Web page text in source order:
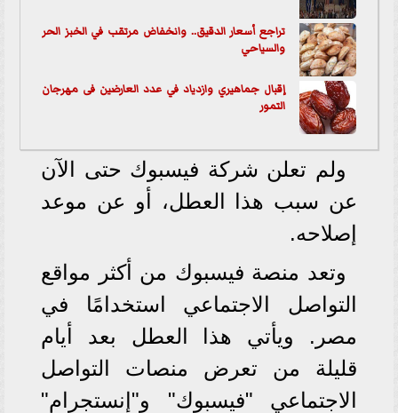
تراجع أسعار الدقيق.. وانخفاض مرتقب في الخبز الحر
والسياحي
إقبال جماهيري وازدياد في عدد العارضين فى مهرجان
التمور
ولم تعلن شركة فيسبوك حتى الآن
عن سبب هذا العطل، أو عن موعد
إصلاحه.
وتعد منصة فيسبوك من أكثر مواقع
التواصل الاجتماعي استخدامًا في
مصر. ويأتي هذا العطل بعد أيام
قليلة من تعرض منصات التواصل
الاجتماعي "فيسبوك" و"إنستجرام"